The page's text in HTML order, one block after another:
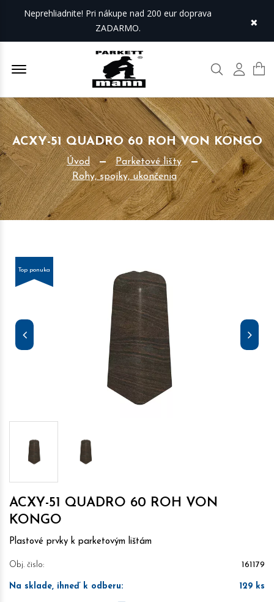
Neprehliadnite! Pri nákupe nad 200 eur doprava
ZADARMO.
×
Offcanvas Menu Open Hľadať Môj
ACXY-51 QUADRO 60 ROH VON KONGO
Úvod
Parketové lišty
Rohy, spojky, ukončenia
Top ponuka
ACXY-51 QUADRO 60 ROH VON
KONGO
Plastové prvky k parketovým lištám
Obj. čislo: 161179
Na sklade, ihneď k odberu: 129ks